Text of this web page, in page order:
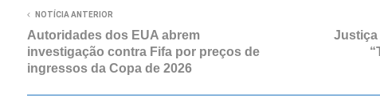
NOTÍCIA ANTERIOR
Autoridades dos EUA abrem
investigação contra Fifa por preços de
ingressos da Copa de 2026